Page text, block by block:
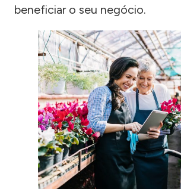
beneficiar o seu negócio.